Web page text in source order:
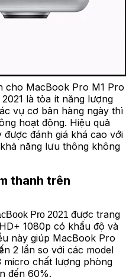
cho MacBook Pro M1 Pro
là tỏa ít năng lượng
vụ cơ bản hàng ngày thì
hoạt động. Hiệu quả
đánh giá khá cao với
năng lưu thông không
thanh trên
Pro 2021 được trang
1080p có khẩu độ và
này giúp MacBook Pro
2 lần so với các model
micro chất lượng phòng
đến 60%.